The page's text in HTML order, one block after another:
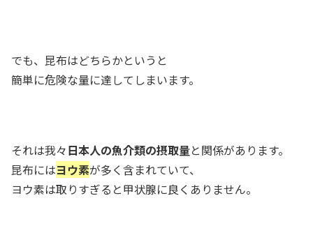
でも、昆布はどちらかというと
簡単に危険な量に達してしまいます。
それは我々日本人の魚介類の摂取量と関係があります。
昆布にはヨウ素が多く含まれていて、
ヨウ素は取りすぎると甲状腺に良くありません。